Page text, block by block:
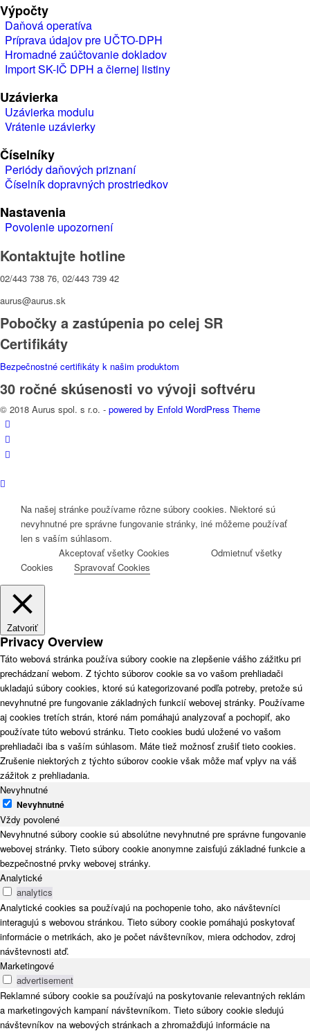
Výpočty
Daňová operatíva
Príprava údajov pre UČTO-DPH
Hromadné zaúčtovanie dokladov
Import SK-IČ DPH a čiernej listiny
Uzávierka
Uzávierka modulu
Vrátenie uzávierky
Číselníky
Periódy daňových priznaní
Číselník dopravných prostriedkov
Nastavenia
Povolenie upozornení
Kontaktujte hotline
02/443 738 76, 02/443 739 42
aurus@aurus.sk
Pobočky a zastúpenia po celej SR
Certifikáty
Bezpečnostné certifikáty k našim produktom
30 ročné skúsenosti vo vývoji softvéru
© 2018 Aurus spol. s r.o. - powered by Enfold WordPress Theme
Na našej stránke používame rôzne súbory cookies. Niektoré sú
nevyhnutné pre správne fungovanie stránky, iné môžeme používať
len s vaším súhlasom.
Akceptovať všetky Cookies
Odmietnuť všetky
Cookies
Spravovať Cookies
Zatvoriť
Privacy Overview
Táto webová stránka používa súbory cookie na zlepšenie vášho zážitku pri
prechádzaní webom. Z týchto súborov cookie sa vo vašom prehliadači
ukladajú súbory cookies, ktoré sú kategorizované podľa potreby, pretože sú
nevyhnutné pre fungovanie základných funkcií webovej stránky. Používame
aj cookies tretích strán, ktoré nám pomáhajú analyzovať a pochopiť, ako
používate túto webovú stránku. Tieto cookies budú uložené vo vašom
prehliadači iba s vaším súhlasom. Máte tiež možnosť zrušiť tieto cookies.
Zrušenie niektorých z týchto súborov cookie však môže mať vplyv na váš
zážitok z prehliadania.
Nevyhnutné
Nevyhnutné
Vždy povolené
Nevyhnutné súbory cookie sú absolútne nevyhnutné pre správne fungovanie
webovej stránky. Tieto súbory cookie anonymne zaisťujú základné funkcie a
bezpečnostné prvky webovej stránky.
Analytické
analytics
Analytické cookies sa používajú na pochopenie toho, ako návštevníci
interagujú s webovou stránkou. Tieto súbory cookie pomáhajú poskytovať
informácie o metrikách, ako je počet návštevníkov, miera odchodov, zdroj
návštevnosti atď.
Marketingové
advertisement
Reklamné súbory cookie sa používajú na poskytovanie relevantných reklám
a marketingových kampaní návštevníkom. Tieto súbory cookie sledujú
návštevníkov na webových stránkach a zhromažďujú informácie na